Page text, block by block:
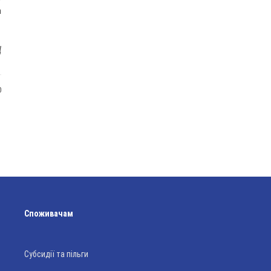
Споживачам
Субсидії та пільги